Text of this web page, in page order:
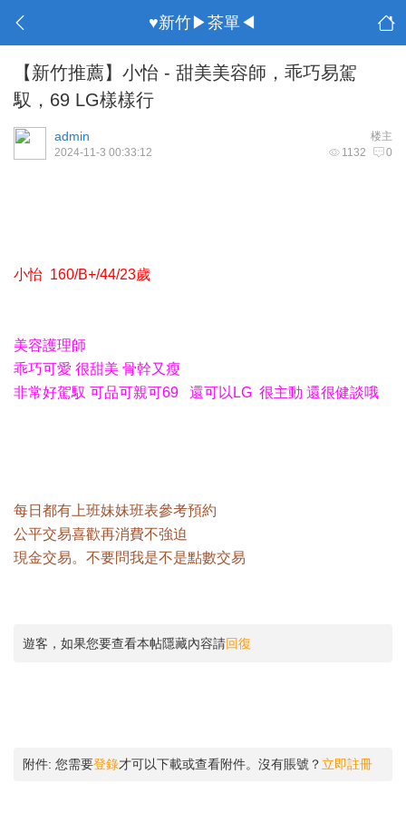
♥新竹▶茶單◀
【新竹推薦】小怡 - 甜美美容師，乖巧易駕
馭，69 LG樣樣行
楼主
admin
1132 0
2024-11-3 00:33:12
小怡 160/B+/44/23歲
美容護理師
乖巧可愛 很甜美 骨幹又瘦
非常好駕馭 可品可親可69 還可以LG 很主動 還很健談哦
每日都有上班妹妹班表參考預約
公平交易喜歡再消費不強迫
現金交易。不要問我是不是點數交易
遊客，如果您要查看本帖隱藏內容請回復
附件: 您需要登錄才可以下載或查看附件。沒有賬號？ 立即註冊